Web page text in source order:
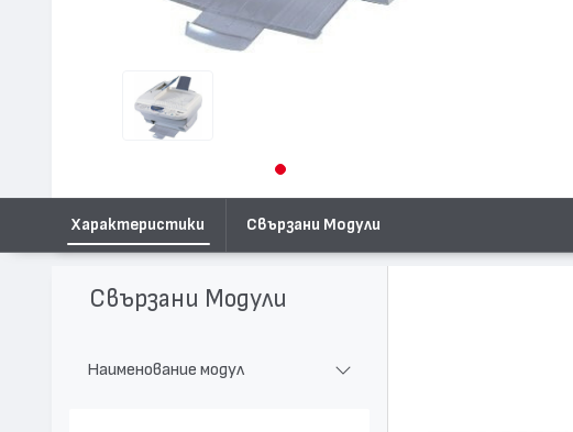
Характеристики Свързани Модули
Свързани Модули
Наименование модул